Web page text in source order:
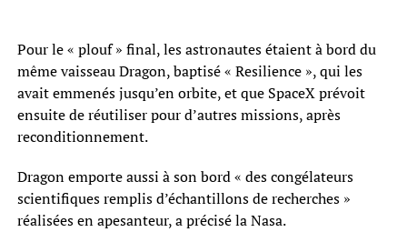
Pour le « plouf » final, les astronautes étaient à bord du
même vaisseau Dragon, baptisé « Resilience », qui les
avait emmenés jusqu’en orbite, et que SpaceX prévoit
ensuite de réutiliser pour d’autres missions, après
reconditionnement.
Dragon emporte aussi à son bord « des congélateurs
scientifiques remplis d’échantillons de recherches »
réalisées en apesanteur, a précisé la Nasa.